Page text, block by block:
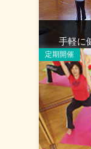
手軽に
定期開催